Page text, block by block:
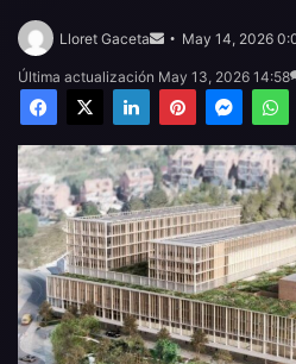
Lloret Gaceta
email
May 14, 2026
Última actualización May 13, 2026 14:58
Facebook
X LinkedInPinterest